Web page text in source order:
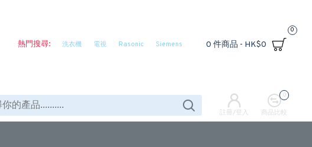
熱門搜尋: 洗衣機 電視 Rasonic Siemens 0 件商品 - HK$0
0
註冊/登入 商品比較
0